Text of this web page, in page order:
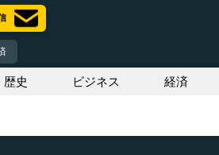
歴史 ビジネス 経済